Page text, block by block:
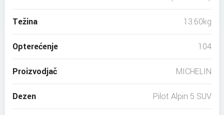
Težina 13.60kg
Opterećenje 104
Proizvodjač MICHELIN
Dezen Pilot Alpin 5 SUV